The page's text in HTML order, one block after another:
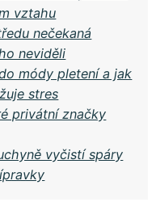
vztahu
nečekaná
neviděli
módy pletení a jak
stres
privátní značky
vyčistí spáry